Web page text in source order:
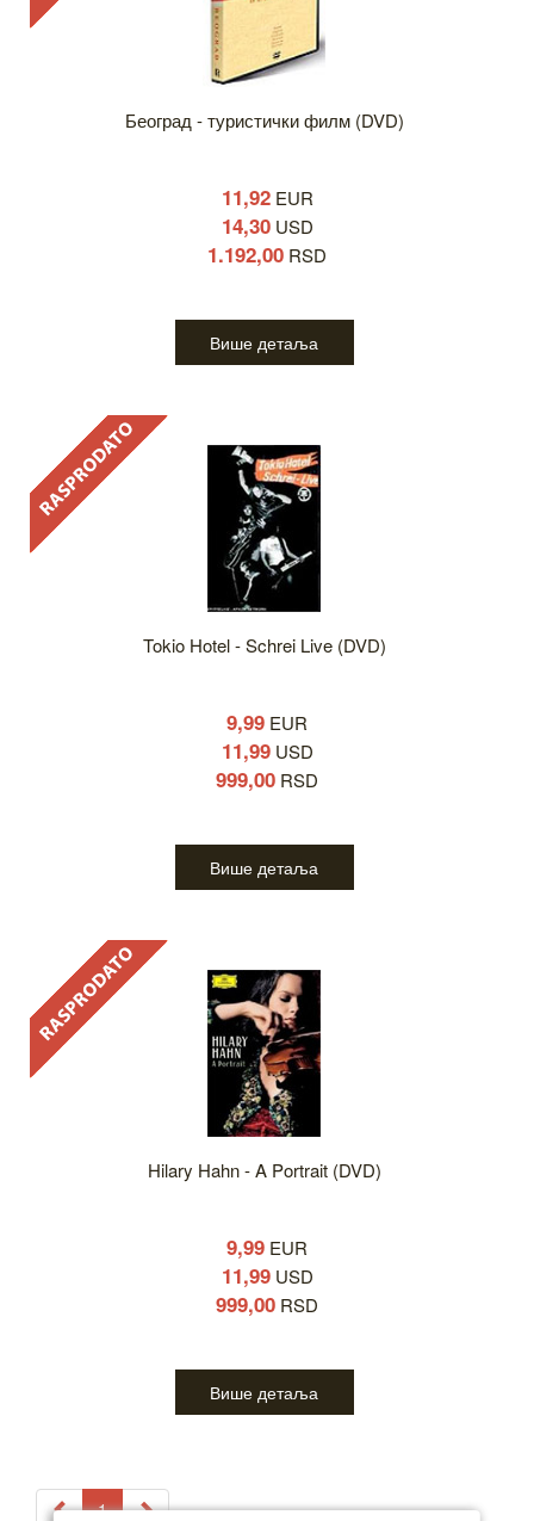
Београд - туристички филм (DVD)
11,92EUR
14,30USD
1.192,00 RSD
Више детаља
Tokio Hotel - Schrei Live (DVD)
9,99 EUR
11,99USD
999,00 RSD
Више детаља
Hilary Hahn - A Portrait (DVD)
9,99 EUR
11,99USD
999,00 RSD
Више детаља
1